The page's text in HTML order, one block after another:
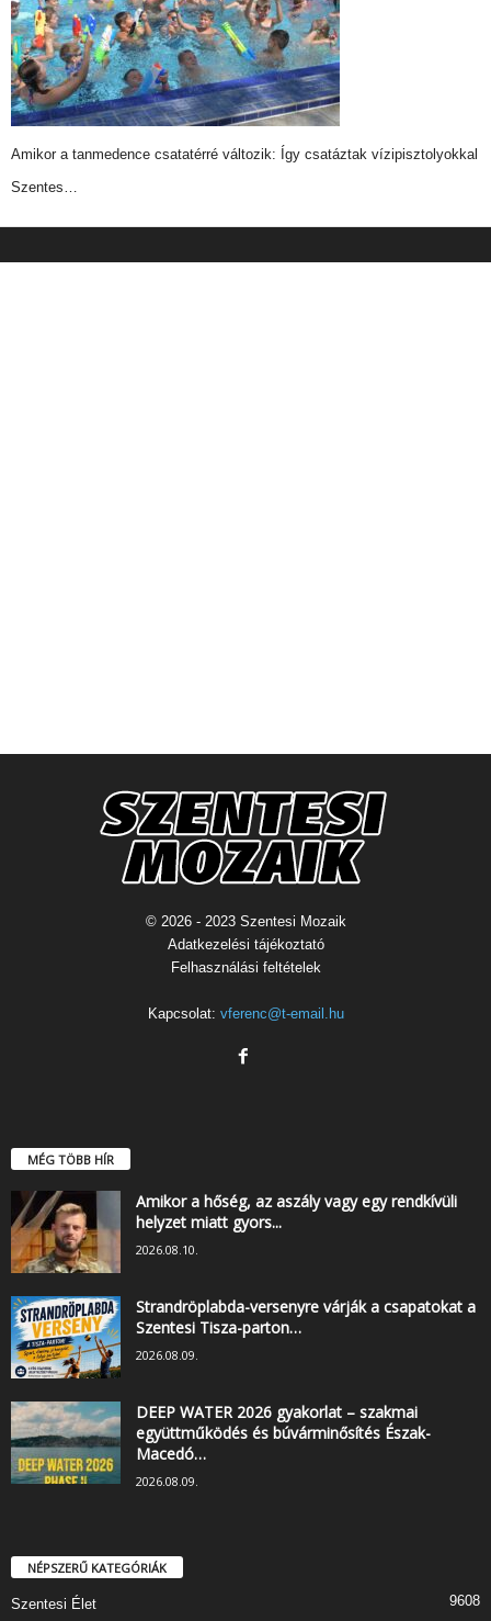
Amikor a tanmedence csatatérré változik: Így csatáztak vízipisztolyokkal
Szentes…
© 2026 - 2023 Szentesi Mozaik
Adatkezelési tájékoztató
Felhasználási feltételek
Kapcsolat: vferenc@t-email.hu
MÉG TÖBB HÍR
Amikor a hőség, az aszály vagy egy rendkívüli
helyzet miatt gyors...
2026.08.10.
Strandröplabda-versenyre várják a csapatokat a
Szentesi Tisza-parton…
2026.08.09.
DEEP WATER 2026 gyakorlat – szakmai
együttműködés és búvárminősítés Észak-
Macedó…
2026.08.09.
NÉPSZERŰ KATEGÓRIÁK
Szentesi Élet 9608